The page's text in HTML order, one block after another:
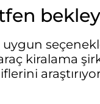
uygun
kiralama